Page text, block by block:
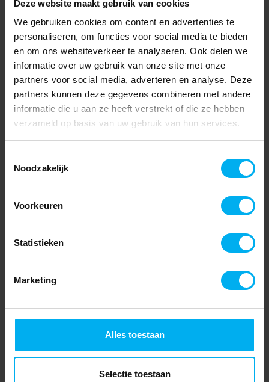
Deze website maakt gebruik van cookies
We gebruiken cookies om content en advertenties te
personaliseren, om functies voor social media te bieden
en om ons websiteverkeer te analyseren. Ook delen we
informatie over uw gebruik van onze site met onze
partners voor social media, adverteren en analyse. Deze
partners kunnen deze gegevens combineren met andere
informatie die u aan ze heeft verstrekt of die ze hebben
verzameld op basis van uw gebruik van hun services.
Noodzakelijk
Voorkeuren
Statistieken
Marketing
Alles toestaan
Selectie toestaan